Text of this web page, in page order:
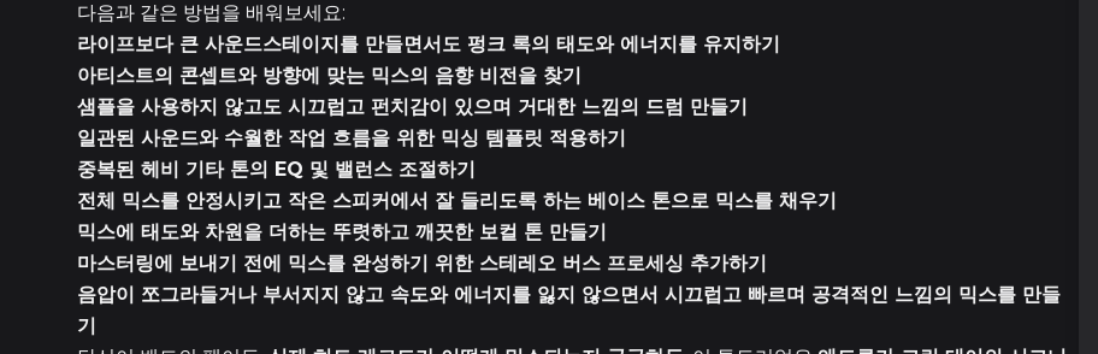
다음과 같은 방법을 배워보세요:
라이프보다 큰 사운드스테이지를 만들면서도 펑크 록의 태도와 에너지를 유지하기
아티스트의 콘셉트와 방향에 맞는 믹스의 음향 비전을 찾기
샘플을 사용하지 않고도 시끄럽고 펀치감이 있으며 거대한 느낌의 드럼 만들기
일관된 사운드와 수월한 작업 흐름을 위한 믹싱 템플릿 적용하기
중복된 헤비 기타 톤의 EQ 및 밸런스 조절하기
전체 믹스를 안정시키고 작은 스피커에서 잘 들리도록 하는 베이스 톤으로 믹스를 채우기
믹스에 태도와 차원을 더하는 뚜렷하고 깨끗한 보컬 톤 만들기
마스터링에 보내기 전에 믹스를 완성하기 위한 스테레오 버스 프로세싱 추가하기
음압이 쪼그라들거나 부서지지 않고 속도와 에너지를 잃지 않으면서 시끄럽고 빠르며 공격적인 느낌의 믹스를 만들
기